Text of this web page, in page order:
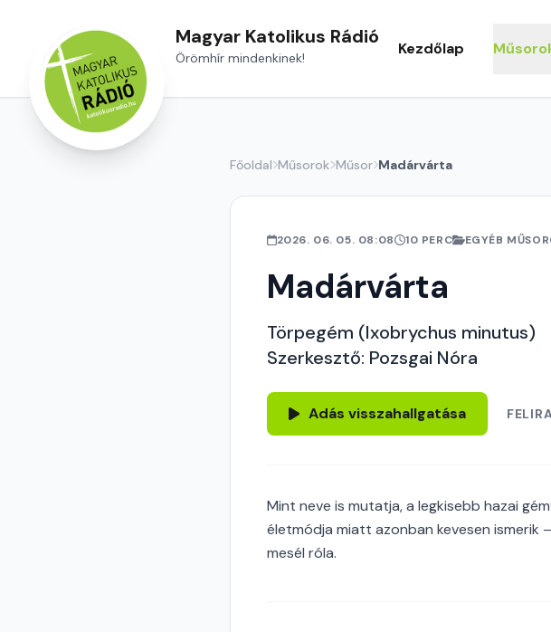
Magyar Katolikus Rádió
Örömhír mindenkinek! Kezdőlap
Főoldal Műsorok Műsor Madárvárta
2026. 06. 05. 08:08 10 PERC EGYÉB
Madárvárta
Törpegém (Ixobrychus minutus)
Szerkesztő: Pozsgai Nóra
Adás visszahallgatása
Mint neve is mutatja, a legkisebb hazai
életmódja miatt azonban kevesen ismerik
mesél róla.